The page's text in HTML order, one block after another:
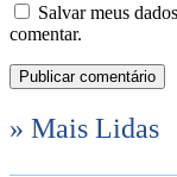
Salvar meus
comentar.
» Mais Lidas